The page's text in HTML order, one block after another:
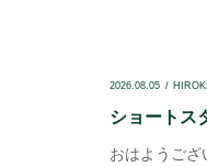
2026.08.05 HIROKI
ショートス
おはようござ